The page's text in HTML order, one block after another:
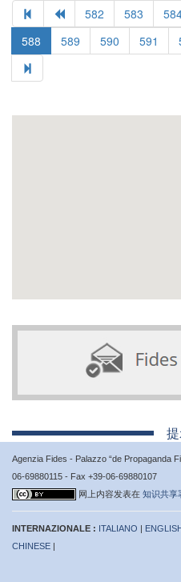
582 583
588
589 590 591
Agenzia Fides - Palazzo “de Propaganda
06-69880115 - Fax +39-06-69880107
网上内容发表在 知识共享
INTERNAZIONALE : ITALIANO |
CHINESE |